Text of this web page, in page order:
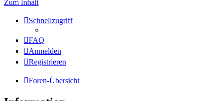
Zum Inhalt
Schnellzugriff
FAQ
Anmelden
Registrieren
Foren-Übersicht